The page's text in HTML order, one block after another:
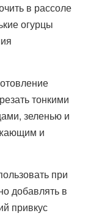
в рассоле
огурцы
тонкими
зеленью и
и
при
добавлять в
привкус